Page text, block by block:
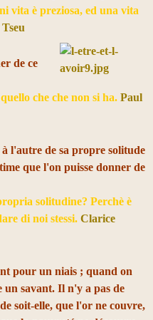
vita è preziosa, ed una vita
de ce
che che non si ha. Paul
l'autre de sa propre solitude
que l'on puisse donner de
solitudine? Perchè è
di noi stessi. Clarice
pour un niais ; quand on
un savant. Il n'y a pas de
soit-elle, que l'or ne couvre,